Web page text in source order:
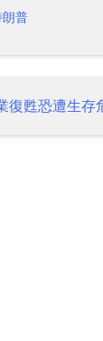
朗普
復甦恐遭生存